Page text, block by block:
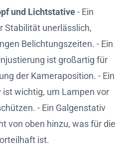
und Lichtstative- Ein
Stabilität unerlässlich,
Belichtungszeiten. - Ein
ist großartig für
der Kameraposition. - Ein
wichtig, um Lampen vor
- Ein Galgenstativ
von oben hinzu, was für die
ist.